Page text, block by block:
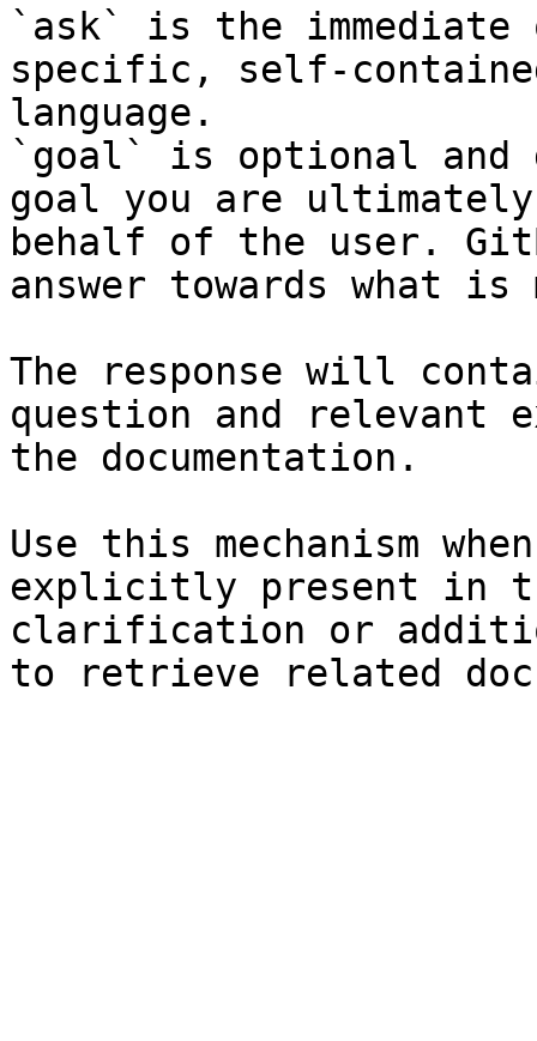
`ask` is the
specific, self-
language.
`goal` is optional and
goal you are
behalf of the user.
answer towards what
The response will
question and relevant
the documentation.
Use this mechanism
explicitly present in
clarification or